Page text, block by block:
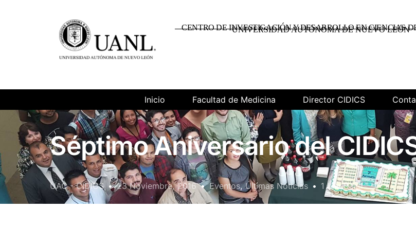
UNIVERSIDAD AUTÓNOMA DE NUEVO LEÓN
CENTRO DE INVESTIGACIÓN Y DESARROLLO EN CIENCIAS
Inicio Facultad de Medicina Director CIDICS
Séptimo Aniversario del
UAC - CIDICS 23 Noviembre, 2016 Eventos,Últimas Noticias 1 Min Read